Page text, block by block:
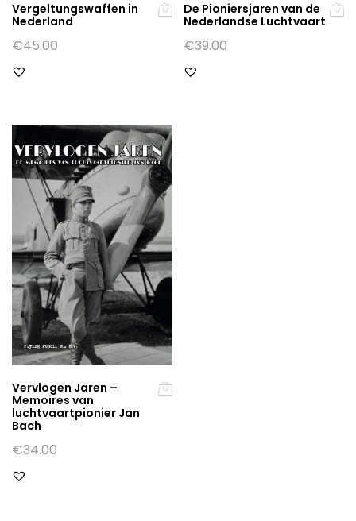
Vergeltungswaffen in
Nederland
€45.00
De Pioniersjaren van de
Nederlandse Luchtvaart
€39.00
Vervlogen Jaren –
Memoires van
luchtvaartpionier Jan
Bach
€34.00